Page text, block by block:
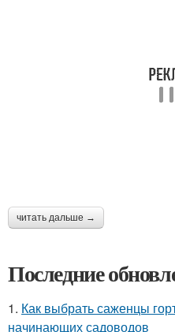
читать дальше →
Последние
1. Как выбрать саженцы
начинающих садоводов